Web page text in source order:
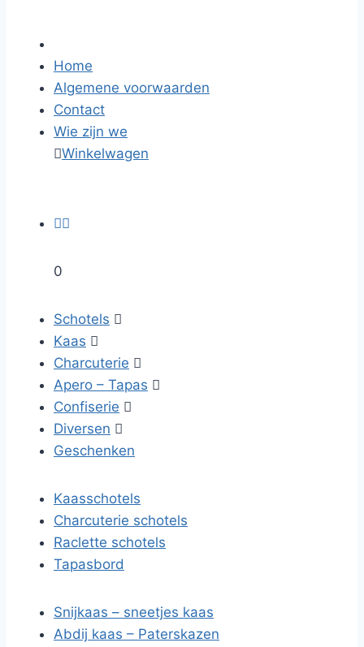
Home
Algemene voorwaarden
Contact
Wie zijn we
Winkelwagen

0
Schotels 
Kaas 
Charcuterie 
Apero – Tapas 
Confiserie 
Diversen 
Geschenken
Kaasschotels
Charcuterie schotels
Raclette schotels
Tapasbord
Snijkaas – sneetjes kaas
Abdij kaas – Paterskazen